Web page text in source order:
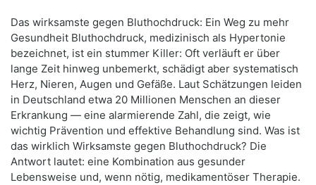
Das wirksamste gegen Bluthochdruck: Ein Weg zu mehr
Gesundheit Bluthochdruck, medizinisch als Hypertonie
bezeichnet, ist ein stummer Killer: Oft verläuft er über
lange Zeit hinweg unbemerkt, schädigt aber systematisch
Herz, Nieren, Augen und Gefäße. Laut Schätzungen leiden
in Deutschland etwa 20 Millionen Menschen an dieser
Erkrankung — eine alarmierende Zahl, die zeigt, wie
wichtig Prävention und effektive Behandlung sind. Was ist
das wirklich Wirksamste gegen Bluthochdruck? Die
Antwort lautet: eine Kombination aus gesunder
Lebensweise und, wenn nötig, medikamentöser Therapie.